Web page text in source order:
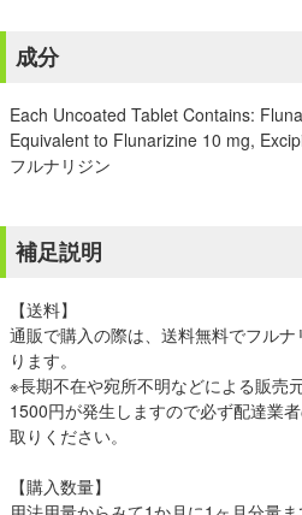
成分
Each Uncoated Tablet Contains:
Equivalent to Flunarizine 10 mg,
フルナリジン
補足説明
【送料】
通販で購入の際は、送料無料でフル
ります。
※長期不在や宛所不明などによる販売
1500円が発生しますので必ず配達業
取りください。
【購入数量】